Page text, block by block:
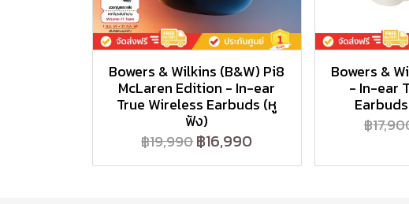
Bowers & Wilkins (B&W) Pi8
McLaren Edition - In-ear
True Wireless Earbuds (หู
ฟัง)
฿19,990฿16,990
Bowers &
- In-ear
฿